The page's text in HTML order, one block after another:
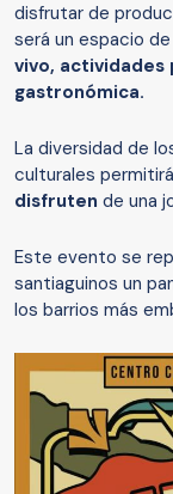
disfrutar de
será un espacio de
vivo, actividades
gastronómica.
La diversidad de
culturales
disfruten de una
Este evento se
santiaguinos un
los barrios más